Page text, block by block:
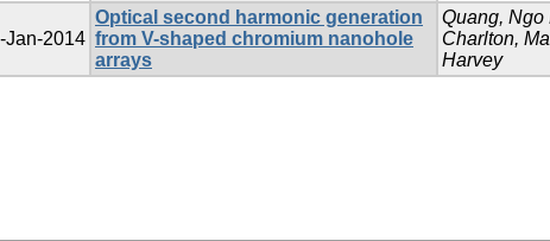
Jan-2014
Optical second harmonic generation
from V-shaped chromium nanohole
arrays
Quang, Ngo
Charlton,
Harvey